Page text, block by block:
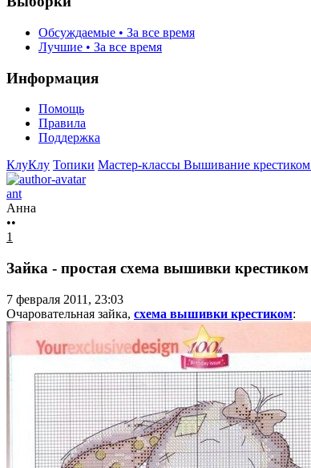
Обсуждаемые • За все время
Лучшие • За все время
Информация
Помощь
Правила
Поддержка
КлуКлу Топики Мастер-классы Вышивание крестиком
ant
Анна
••
1
Зайка - простая схема вышивки крестиком
7 февраля 2011, 23:03
Очаровательная зайка, схема вышивки крестиком: